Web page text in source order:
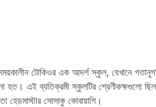
টোকিওর এক আদর্শ স্কুল, যেখানে
হত। এই ব্যতিক্রমী স্কুলটির শ্রেণীকক্ষগুলো
হেডমাস্টার সোসাকু কোবায়াশি।